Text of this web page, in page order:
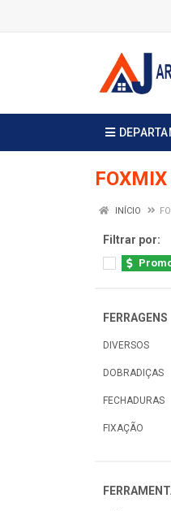
FOXMIX
INÍCIO
Filtrar por:
FERRAGENS
DIVERSOS
DOBRADIÇAS
FECHADURAS
FIXAÇÃO